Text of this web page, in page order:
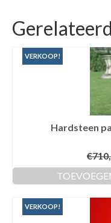
VERKOOP!
Hardsteen
€
VERKOOP!